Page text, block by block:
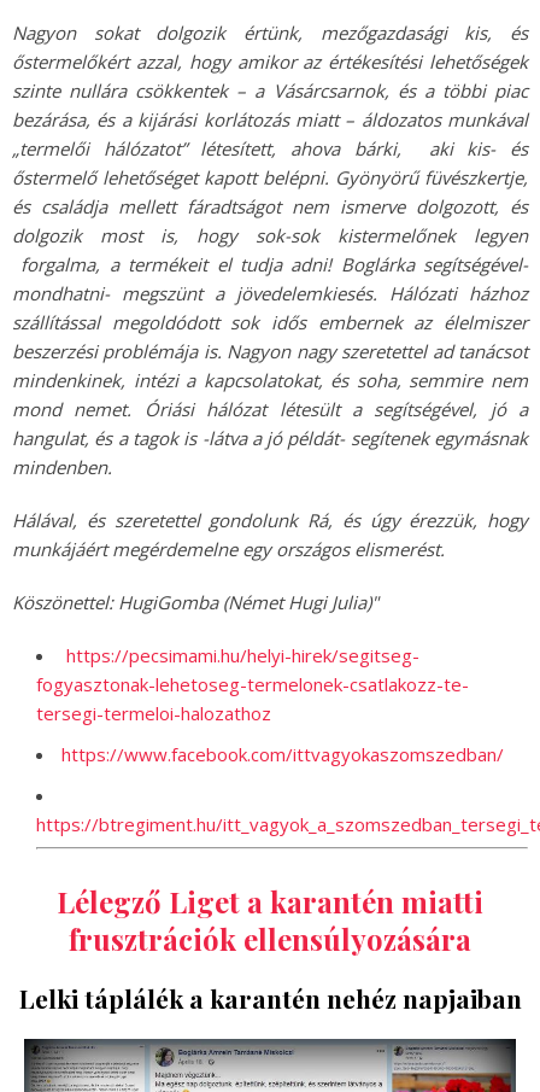
Nagyon sokat dolgozik értünk, mezőgazdasági kis, és
őstermelőkért azzal, hogy amikor az értékesítési lehetőségek
szinte nullára csökkentek – a Vásárcsarnok, és a többi piac
bezárása, és a kijárási korlátozás miatt – áldozatos munkával
„termelői hálózatot” létesített, ahova bárki, aki kis- és
őstermelő lehetőséget kapott belépni. Gyönyörű füvészkertje,
és családja mellett fáradtságot nem ismerve dolgozott, és
dolgozik most is, hogy sok-sok kistermelőnek legyen
forgalma, a termékeit el tudja adni! Boglárka segítségével-
mondhatni- megszünt a jövedelemkiesés. Hálózati házhoz
szállítással megoldódott sok idős embernek az élelmiszer
beszerzési problémája is. Nagyon nagy szeretettel ad tanácsot
mindenkinek, intézi a kapcsolatokat, és soha, semmire nem
mond nemet. Óriási hálózat létesült a segítségével, jó a
hangulat, és a tagok is -látva a jó példát- segítenek egymásnak
mindenben.
Hálával, és szeretettel gondolunk Rá, és úgy érezzük, hogy
munkájáért megérdemelne egy országos elismerést.
Köszönettel: HugiGomba (Német Hugi Julia)"
https://pecsimami.hu/helyi-hirek/segitseg-
fogyasztonak-lehetoseg-termelonek-csatlakozz-te-
tersegi-termeloi-halozathoz
https://www.facebook.com/ittvagyokaszomszedban/
https://btregiment.hu/
Lélegző Liget a karantén miatti
frusztrációk ellensúlyozására
Lelki táplálék a karantén nehéz napjaiban